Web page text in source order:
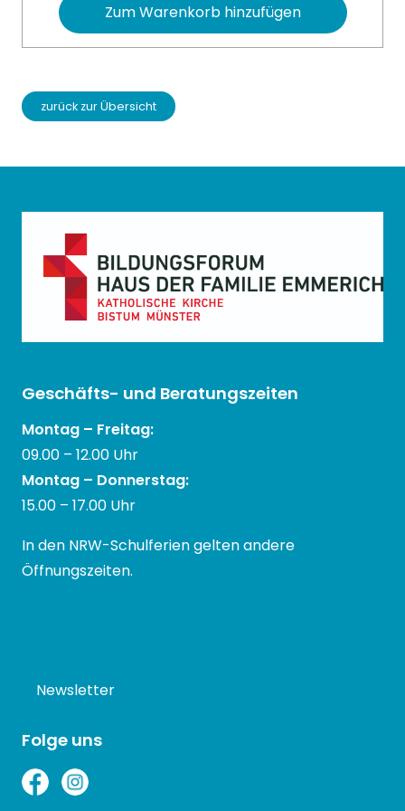
Zum Warenkorb hinzufügen
zurück zur Übersicht
Geschäfts- und Beratungszeiten
Montag – Freitag:
09.00 – 12.00 Uhr
Montag – Donnerstag:
15.00 – 17.00 Uhr
In den NRW-Schulferien gelten andere
Öffnungszeiten.
Newsletter
Folge uns